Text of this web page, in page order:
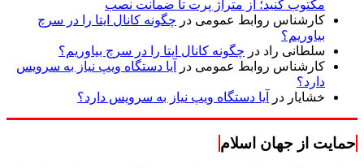
مکتوب کنید؛ از متراژ پرت تا ضمانت نصب
کارشناس روابط عمومی در چگونه کانال ایتا را در سرچ
بیاوریم؟
سلطانی راد در چگونه کانال ایتا را در سرچ بیاوریم؟
کارشناس روابط عمومی در
آیا دستگاه ویپ نیاز به سرویس
دارد؟
خشایار در آیا دستگاه ویپ نیاز به سرویس دارد؟
حمایت از جهان اسلام